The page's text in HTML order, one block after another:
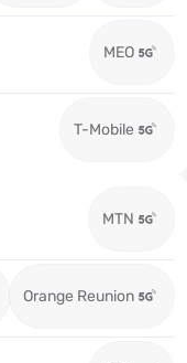
MEO
T-Mobile
MTN
Orange Reunion